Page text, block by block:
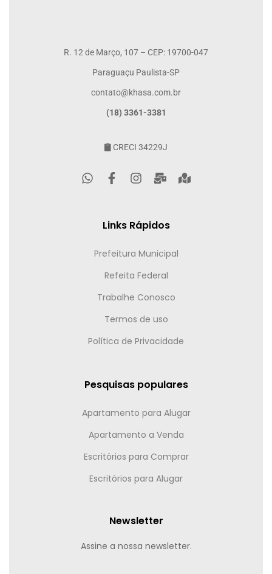
R. 12 de Março, 107 – CEP: 19700-047
Paraguaçu Paulista-SP
contato@khasa.com.br
(18) 3361-3381
CRECI 34229J
Links Rápidos
Prefeitura Municipal
Refeita Federal
Trabalhe Conosco
Termos de uso
Política de Privacidade
Pesquisas populares
Apartamento para Alugar
Apartamento a Venda
Escritórios para Comprar
Escritórios para Alugar
Newsletter
Assine a nossa newsletter.